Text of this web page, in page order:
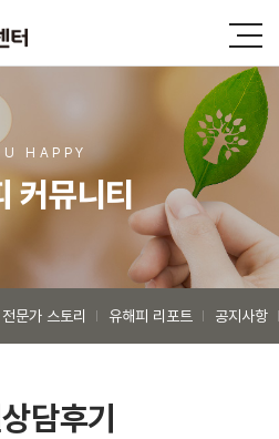
HAPPY
커뮤니티
전문가 스토리 유해피 리포트 공지사항
담후기